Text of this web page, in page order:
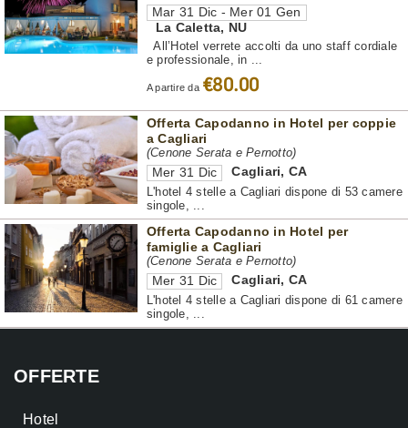
Mar 31 Dic - Mer 01 Gen
La Caletta, NU
All’Hotel verrete accolti da uno staff cordiale
e professionale, in ...
A partire da €80.00
Offerta Capodanno in Hotel per coppie
a Cagliari
(Cenone Serata e Pernotto)
Mer 31 Dic Cagliari, CA
L'hotel 4 stelle a Cagliari dispone di 53 camere
singole, ...
Offerta Capodanno in Hotel per
famiglie a Cagliari
(Cenone Serata e Pernotto)
Mer 31 Dic Cagliari, CA
L'hotel 4 stelle a Cagliari dispone di 61 camere
singole, ...
OFFERTE
Hotel